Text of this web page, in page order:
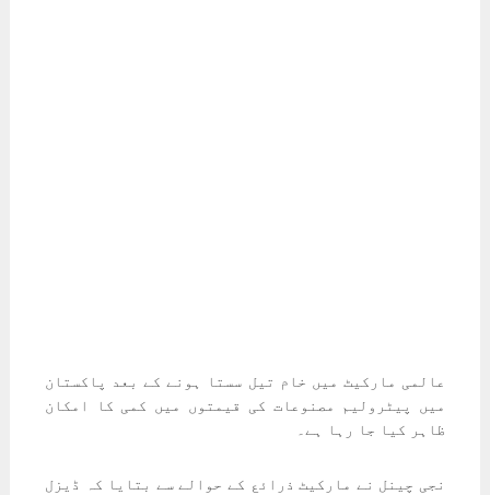
عالمی مارکیٹ میں خام تیل سستا ہونے کے بعد پاکستان
میں پیٹرولیم مصنوعات کی قیمتوں میں کمی کا امکان
ظاہر کیا جا رہا ہے۔
نجی چینل نے مارکیٹ ذرائع کے حوالے سے بتایا کہ ڈیزل